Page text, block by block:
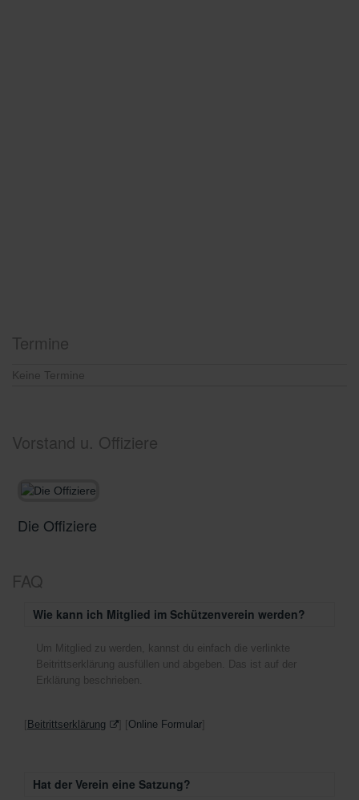
Termine
Keine Termine
Vorstand u. Offiziere
Die Offiziere
FAQ
Wie kann ich Mitglied im Schützenverein werden?
Um Mitglied zu werden, kannst du einfach die verlinkte
Beitrittserklärung ausfüllen und abgeben. Das ist auf der
Erklärung beschrieben.
Beitrittserklärung Online Formular
Hat der Verein eine Satzung?